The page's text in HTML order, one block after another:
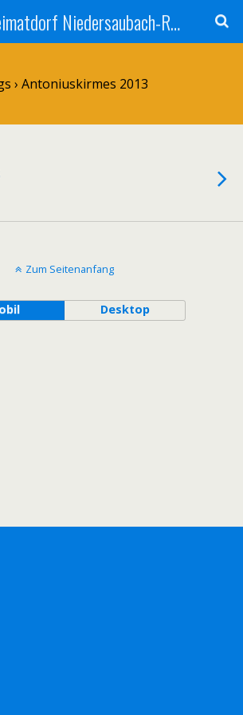
Unser Heimatdorf Niedersaubach-Rümmelbach
› Antoniuskirmes 2013
Zum Seitenanfang
Desktop